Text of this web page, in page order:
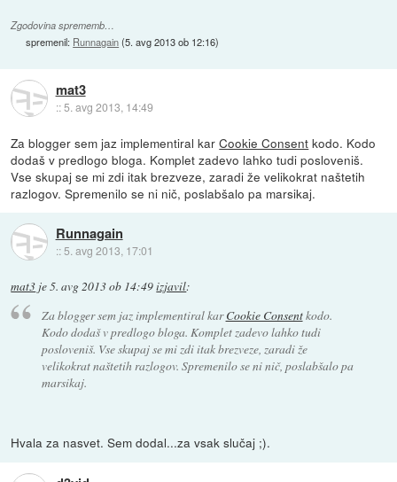
Zgodovina sprememb…
spremenil: Runnagain(5. avg 2013 ob 12:16)
mat3
::5. avg 2013, 14:49
Za blogger sem jaz implementiral karCookie Consent kodo. Kodo
dodaš v predlogo bloga. Komplet zadevo lahko tudi posloveniš.
Vse skupaj se mi zdi itak brezveze, zaradi že velikokrat naštetih
razlogov. Spremenilo se ni nič, poslabšalo pa marsikaj.
Runnagain
:: 5. avg 2013, 17:01
mat3 je5. avg 2013 ob 14:49izjavil:
Za blogger sem jaz implementiral karCookie Consentkodo.
Kodo dodaš v predlogo bloga. Komplet zadevo lahko tudi
posloveniš. Vse skupaj se mi zdi itak brezveze, zaradi že
velikokrat naštetih razlogov. Spremenilo se ni nič, poslabšalo pa
marsikaj.
Hvala za nasvet. Sem dodal...za vsak slučaj ;).